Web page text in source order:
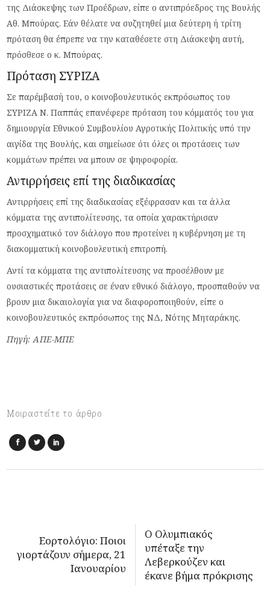
της Διάσκεψης των Προέδρων, είπε ο αντιπρόεδρος της Βουλής
Αθ. Μπούρας. Εάν θέλατε να συζητηθεί μια δεύτερη ή τρίτη
πρόταση θα έπρεπε να την καταθέσετε στη Διάσκεψη αυτή,
πρόσθεσε ο κ. Μπούρας.
Πρόταση ΣΥΡΙΖΑ
Σε παρέμβασή του, ο κοινοβουλευτικός εκπρόσωπος του
ΣΥΡΙΖΑ Ν. Παππάς επανέφερε πρόταση του κόμματός του για
δημιουργία Εθνικού Συμβουλίου Αγροτικής Πολιτικής υπό την
αιγίδα της Βουλής, και σημείωσε ότι όλες οι προτάσεις των
κομμάτων πρέπει να μπουν σε ψηφοφορία.
Αντιρρήσεις επί της διαδικασίας
Αντιρρήσεις επί της διαδικασίας εξέφρασαν και τα άλλα
κόμματα της αντιπολίτευσης, τα οποία χαρακτήρισαν
προσχηματικό τον διάλογο που προτείνει η κυβέρνηση με τη
διακομματική κοινοβουλευτική επιτροπή.
Αντί τα κόμματα της αντιπολίτευσης να προσέλθουν με
ουσιαστικές προτάσεις σε έναν εθνικό διάλογο, προσπαθούν να
βρουν μια δικαιολογία για να διαφοροποιηθούν, είπε ο
κοινοβουλευτικός εκπρόσωπος της ΝΔ, Νότης Μηταράκης.
Πηγή: ΑΠΕ-ΜΠΕ
Μοιραστείτε το άρθρο
Εορτολόγιο: Ποιοι
γιορτάζουν σήμερα, 21
Ιανουαρίου
Ο Ολυμπιακός
υπέταξε την
Λεβερκούζεν και
έκανε βήμα πρόκρισης